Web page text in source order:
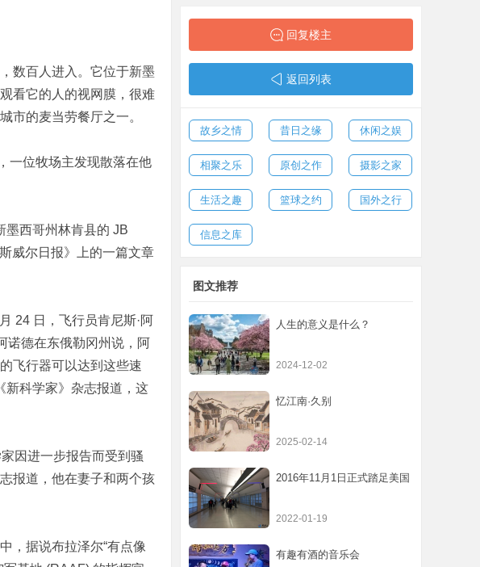
数百人进入。它位于新墨
看它的人的视网膜，很难
市的麦当劳餐厅之一。
一位牧场主发现散落在他
墨西哥州林肯县的 JB
威尔日报》上的一篇文章
24 日，飞行员肯尼斯·阿
诺德在东俄勒冈州说，阿
飞行器可以达到这些速
新科学家》杂志报道，这
因进一步报告而受到骚
报道，他在妻子和两个孩
，据说布拉泽尔“有点像
回复楼主
返回列表
故乡之情 昔日之缘 休闲之娱
相聚之乐 原创之作 摄影之家
生活之趣 篮球之约 国外之行
信息之库
图文推荐
人生的意义是什么？
2024-12-02
忆江南·久别
2025-02-14
2016年11月1日正式踏足美国
2022-01-19
有趣有酒的音乐会